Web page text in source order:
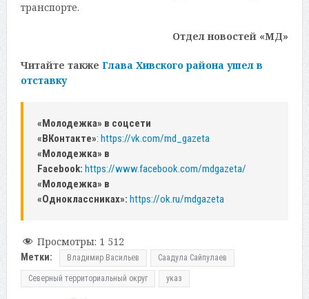
транспорте.
Отдел новостей «МД»
Читайте также Глава Хивского района ушел в
отставку
«Молодежка» в соцсети
«ВКонтакте»: https://vk.com/md_gazeta
«Молодежка» в
Facebook: https://www.facebook.com/mdgazeta/
«Молодежка» в
«Одноклассниках»: https://ok.ru/mdgazeta
Просмотры: 1 512
Метки: Владимир Васильев Саадула Сайпулаев
Северный территориальный округ указ